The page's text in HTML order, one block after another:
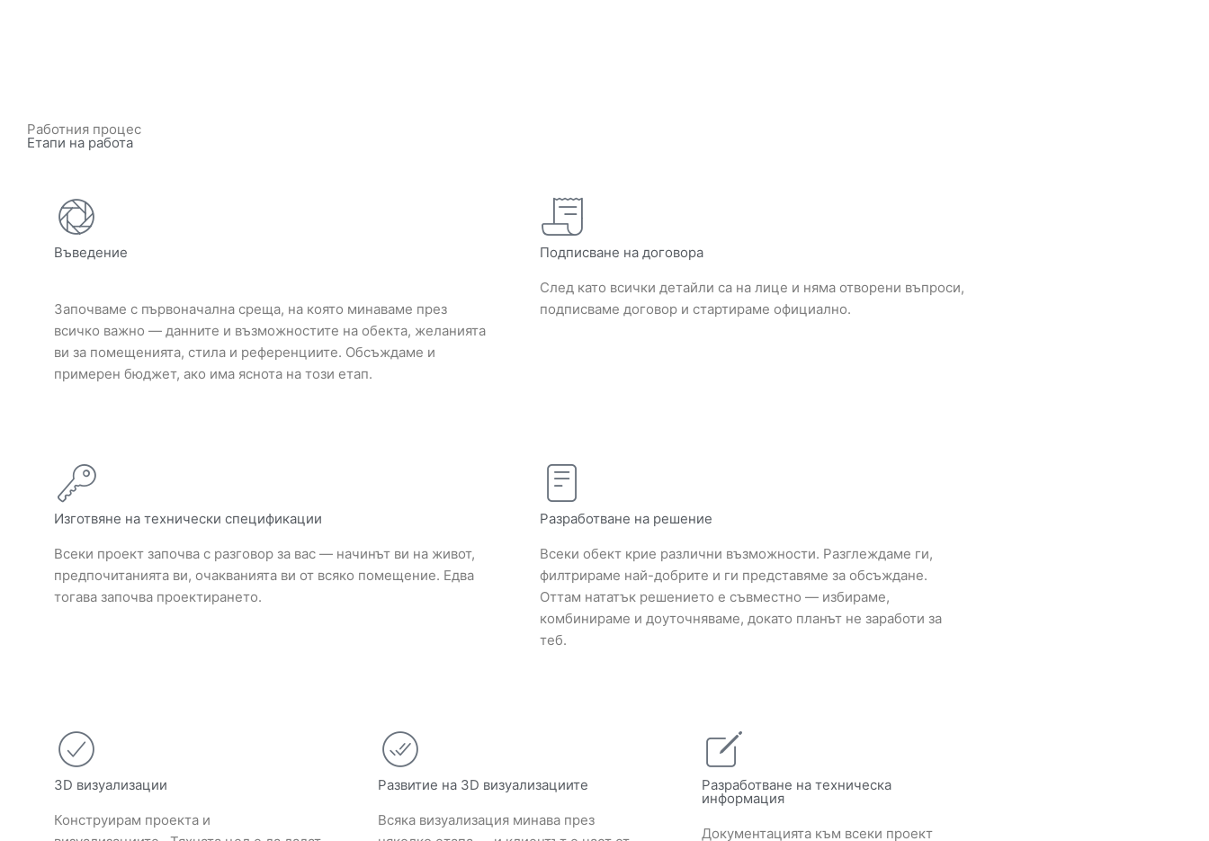
Работния процес
Етапи на работа
Въведение
Започваме с първоначална среща, на която минаваме през
всичко важно — данните и възможностите на обекта, желанията
ви за помещенията, стила и референциите. Обсъждаме и
примерен бюджет, ако има яснота на този етап.
Подписване на договора
След като всички детайли са на лице и няма отворени въпроси,
подписваме договор и стартираме официално.
Изготвяне на технически спецификации
Всеки проект започва с разговор за вас — начинът ви на живот,
предпочитанията ви, очакванията ви от всяко помещение. Едва
тогава започва проектирането.
Разработване на решение
Всеки обект крие различни възможности. Разглеждаме ги,
филтрираме най-добрите и ги представяме за обсъждане.
Оттам нататък решението е съвместно — избираме,
комбинираме и доуточняваме, докато планът не заработи за
теб.
3D визуализации
Конструирам проекта и
Развитие на 3D визуализациите
Всяка визуализация минава през
Разработване на техническа
информация
Документацията към всеки проект